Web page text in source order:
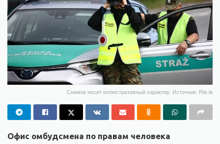
Снимок носит иллюстративный характер. Источник: Rte.ie
Офис омбудсмена по правам человека